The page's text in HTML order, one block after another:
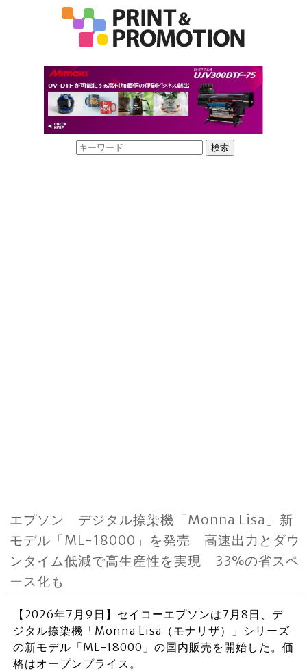
エプソン デジタル捺染機「Monna Lisa」新
モデル「ML-18000」を発売 高速出力とダウ
ンタイム低減で高生産性を実現 33%の省スペ
ース化も
【2026年7月9日】セイコーエプソンは7月8日、デ
ジタル捺染機「Monna Lisa（モナリザ）」シリーズ
の新モデル「ML-18000」の国内販売を開始した。価
格はオープンプライス。